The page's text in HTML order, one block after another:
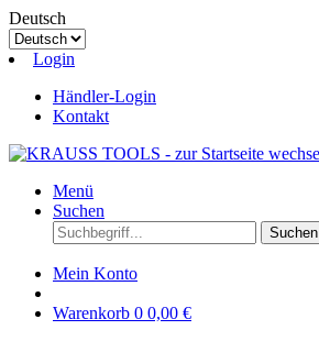
Deutsch
Login
Händler-Login
Kontakt
Menü
Suchen
Suchen
Mein Konto
Warenkorb 0 0,00 €